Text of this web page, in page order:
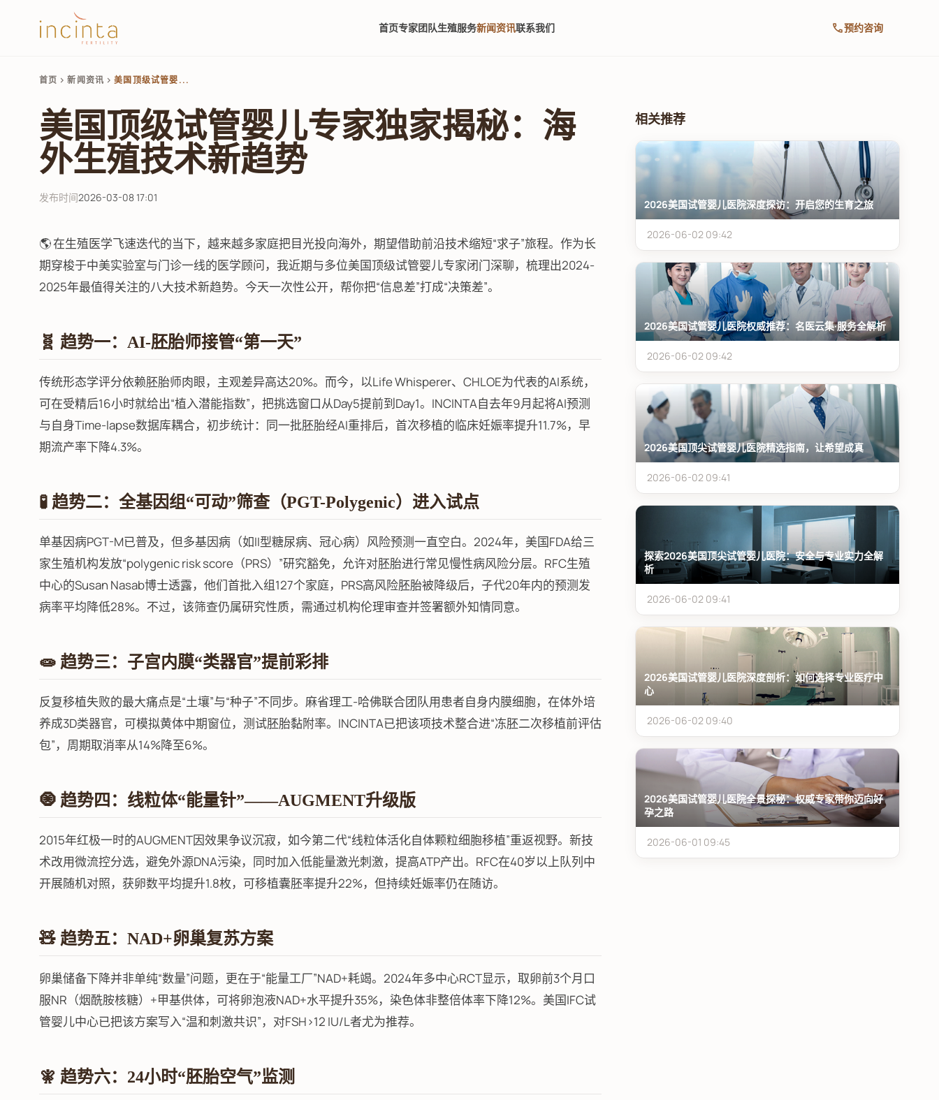
首页专家团队生殖服务新闻资讯联系我们 call预约咨询
首页 chevron_right新闻资讯 chevron_right美国顶级试管婴...
美国顶级试管婴儿专家独家揭秘：海
外生殖技术新趋势
发布时间2026-03-08 17:01
🌎 在生殖医学飞速迭代的当下，越来越多家庭把目光投向海外，期望借助前沿技术缩短“求子”旅程。作为长
期穿梭于中美实验室与门诊一线的医学顾问，我近期与多位美国顶级试管婴儿专家闭门深聊，梳理出2024-
2025年最值得关注的八大技术新趋势。今天一次性公开，帮你把“信息差”打成“决策差”。
🧬 趋势一：AI-胚胎师接管“第一天”
传统形态学评分依赖胚胎师肉眼，主观差异高达20%。而今，以Life Whisperer、CHLOE为代表的AI系统，
可在受精后16小时就给出“植入潜能指数”，把挑选窗口从Day5提前到Day1。INCINTA自去年9月起将AI预测
与自身Time-lapse数据库耦合，初步统计：同一批胚胎经AI重排后，首次移植的临床妊娠率提升11.7%，早
期流产率下降4.3%。
🧪 趋势二：全基因组“可动”筛查（PGT-Polygenic）进入试点
单基因病PGT-M已普及，但多基因病（如II型糖尿病、冠心病）风险预测一直空白。2024年，美国FDA给三
家生殖机构发放“polygenic risk score（PRS）”研究豁免，允许对胚胎进行常见慢性病风险分层。RFC生殖
中心的Susan Nasab博士透露，他们首批入组127个家庭，PRS高风险胚胎被降级后，子代20年内的预测发
病率平均降低28%。不过，该筛查仍属研究性质，需通过机构伦理审查并签署额外知情同意。
🧫 趋势三：子宫内膜“类器官”提前彩排
反复移植失败的最大痛点是“土壤”与“种子”不同步。麻省理工-哈佛联合团队用患者自身内膜细胞，在体外培
养成3D类器官，可模拟黄体中期窗位，测试胚胎黏附率。INCINTA已把该项技术整合进“冻胚二次移植前评估
包”，周期取消率从14%降至6%。
🧿 趋势四：线粒体“能量针”——AUGMENT升级版
2015年红极一时的AUGMENT因效果争议沉寂，如今第二代“线粒体活化自体颗粒细胞移植”重返视野。新技
术改用微流控分选，避免外源DNA污染，同时加入低能量激光刺激，提高ATP产出。RFC在40岁以上队列中
开展随机对照，获卵数平均提升1.8枚，可移植囊胚率提升22%，但持续妊娠率仍在随访。
🧸 趋势五：NAD+卵巢复苏方案
卵巢储备下降并非单纯“数量”问题，更在于“能量工厂”NAD+耗竭。2024年多中心RCT显示，取卵前3个月口
服NR（烟酰胺核糖）+甲基供体，可将卵泡液NAD+水平提升35%，染色体非整倍体率下降12%。美国IFC试
管婴儿中心已把该方案写入“温和刺激共识”，对FSH>12 IU/L者尤为推荐。
🧚 趋势六：24小时“胚胎空气”监测
相关推荐
2026美国试管婴儿医院深度探访：开启您的生育之旅
2026-06-02 09:42
2026美国试管婴儿医院权威推荐：名医云集·服务全解析
2026-06-02 09:42
2026美国顶尖试管婴儿医院精选指南，让希望成真
2026-06-02 09:41
探索2026美国顶尖试管婴儿医院：安全与专业实力全解
析
2026-06-02 09:41
2026美国试管婴儿医院深度剖析：如何选择专业医疗中
心
2026-06-02 09:40
2026美国试管婴儿医院全景探秘：权威专家带你迈向好
孕之路
2026-06-01 09:45